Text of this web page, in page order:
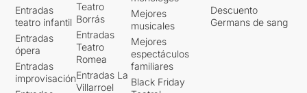
per molts elogis.
Per poder veure la ressenya
original, només cal clicar en
aquestENLLAÇ
Entradas
teatro infantil
Entradas
ópera
Entradas
improvisación
Teatro
Borrás
Entradas
Teatro
Romea
Entradas La
Villarroel
Mejores
musicales
Mejores
espectáculos
familiares
Black Friday
Descuento
Germans de sang